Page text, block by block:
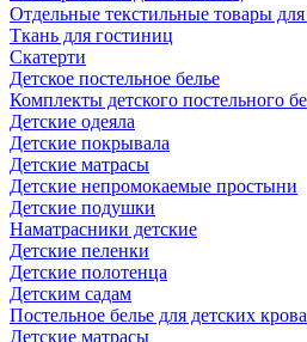
Отдельные текстильные товары
Ткань для гостиниц
Скатерти
Детское постельное белье
Комплекты детского постельного
Детские одеяла
Детские покрывала
Детские матрасы
Детские непромокаемые простыни
Детские подушки
Наматрасники детские
Детские пеленки
Детские полотенца
Детским садам
Постельное белье для детских
Детские матрасы